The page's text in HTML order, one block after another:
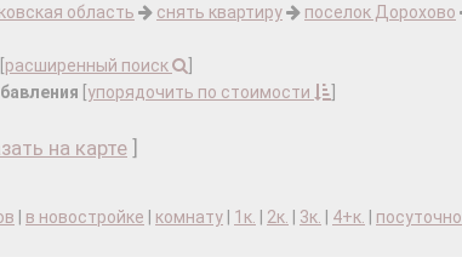
область снять квартиру поселок Дорохово
расширенный поиск
упорядочить по стоимости
на карте
в новостройке комнату 1к. 2к. 3к. 4+к. посуточно